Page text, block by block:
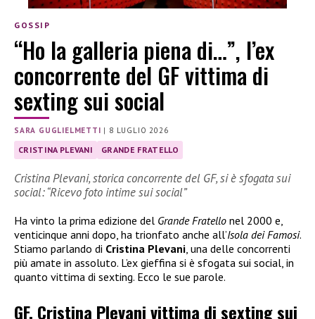
GOSSIP
“Ho la galleria piena di…”, l’ex
concorrente del GF vittima di
sexting sui social
SARA GUGLIELMETTI | 8 LUGLIO 2026
CRISTINA PLEVANI GRANDE FRATELLO
Cristina Plevani, storica concorrente del GF, si è sfogata sui
social: “Ricevo foto intime sui social”
Ha vinto la prima edizione del Grande Fratello nel 2000 e,
venticinque anni dopo, ha trionfato anche all’Isola dei Famosi.
Stiamo parlando di Cristina Plevani , una delle concorrenti
più amate in assoluto. L’ex gieffina si è sfogata sui social, in
quanto vittima di sexting. Ecco le sue parole.
GF, Cristina Plevani vittima di sexting sui